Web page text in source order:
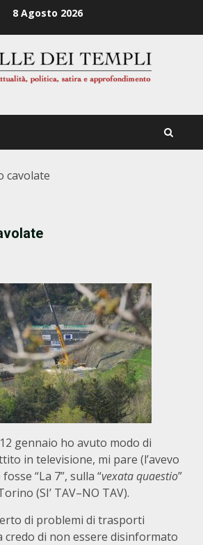
8 Agosto 2026
cavolate
gennaio ho avuto modo di
in televisione, mi pare (l’avevo
“La 7”, sulla “vexata quaestio”
(SI’ TAV–NO TAV).
di problemi di trasporti
credo di non essere disinformato